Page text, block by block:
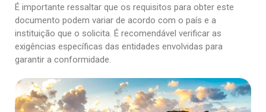
É importante ressaltar que os requisitos para obter este
documento podem variar de acordo com o país e a
instituição que o solicita. É recomendável verificar as
exigências específicas das entidades envolvidas para
garantir a conformidade.